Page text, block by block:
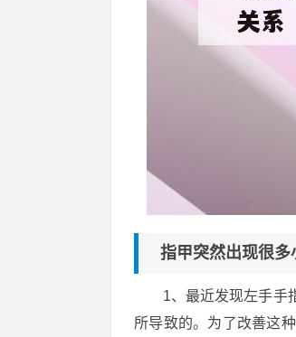
指甲突然出现很
1、最近发现左手手
所导致的。为了改善这